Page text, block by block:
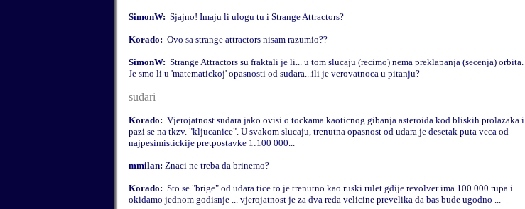
SimonW: Sjajno! Imaju li ulogu tu i Strange Attractors?
Korado: Ovo sa strange attractors nisam razumio??
SimonW: Strange Attractors su fraktali je li... u tom slucaju (recimo) nema preklapanja (secenja) orbita.
Je smo li u 'matematickoj' opasnosti od sudara...ili je verovatnoca u pitanju?
sudari
Korado: Vjerojatnost sudara jako ovisi o tockama kaoticnog gibanja asteroida kod bliskih prolazaka i
pazi se na tkzv. "kljucanice". U svakom slucaju, trenutna opasnost od udara je desetak puta veca od
najpesimistickije pretpostavke 1:100 000...
mmilan: Znaci ne treba da brinemo?
Korado: Sto se "brige" od udara tice to je trenutno kao ruski rulet gdije revolver ima 100 000 rupa i
okidamo jednom godisnje ... vjerojatnost je za dva reda velicine prevelika da bas bude ugodno ...